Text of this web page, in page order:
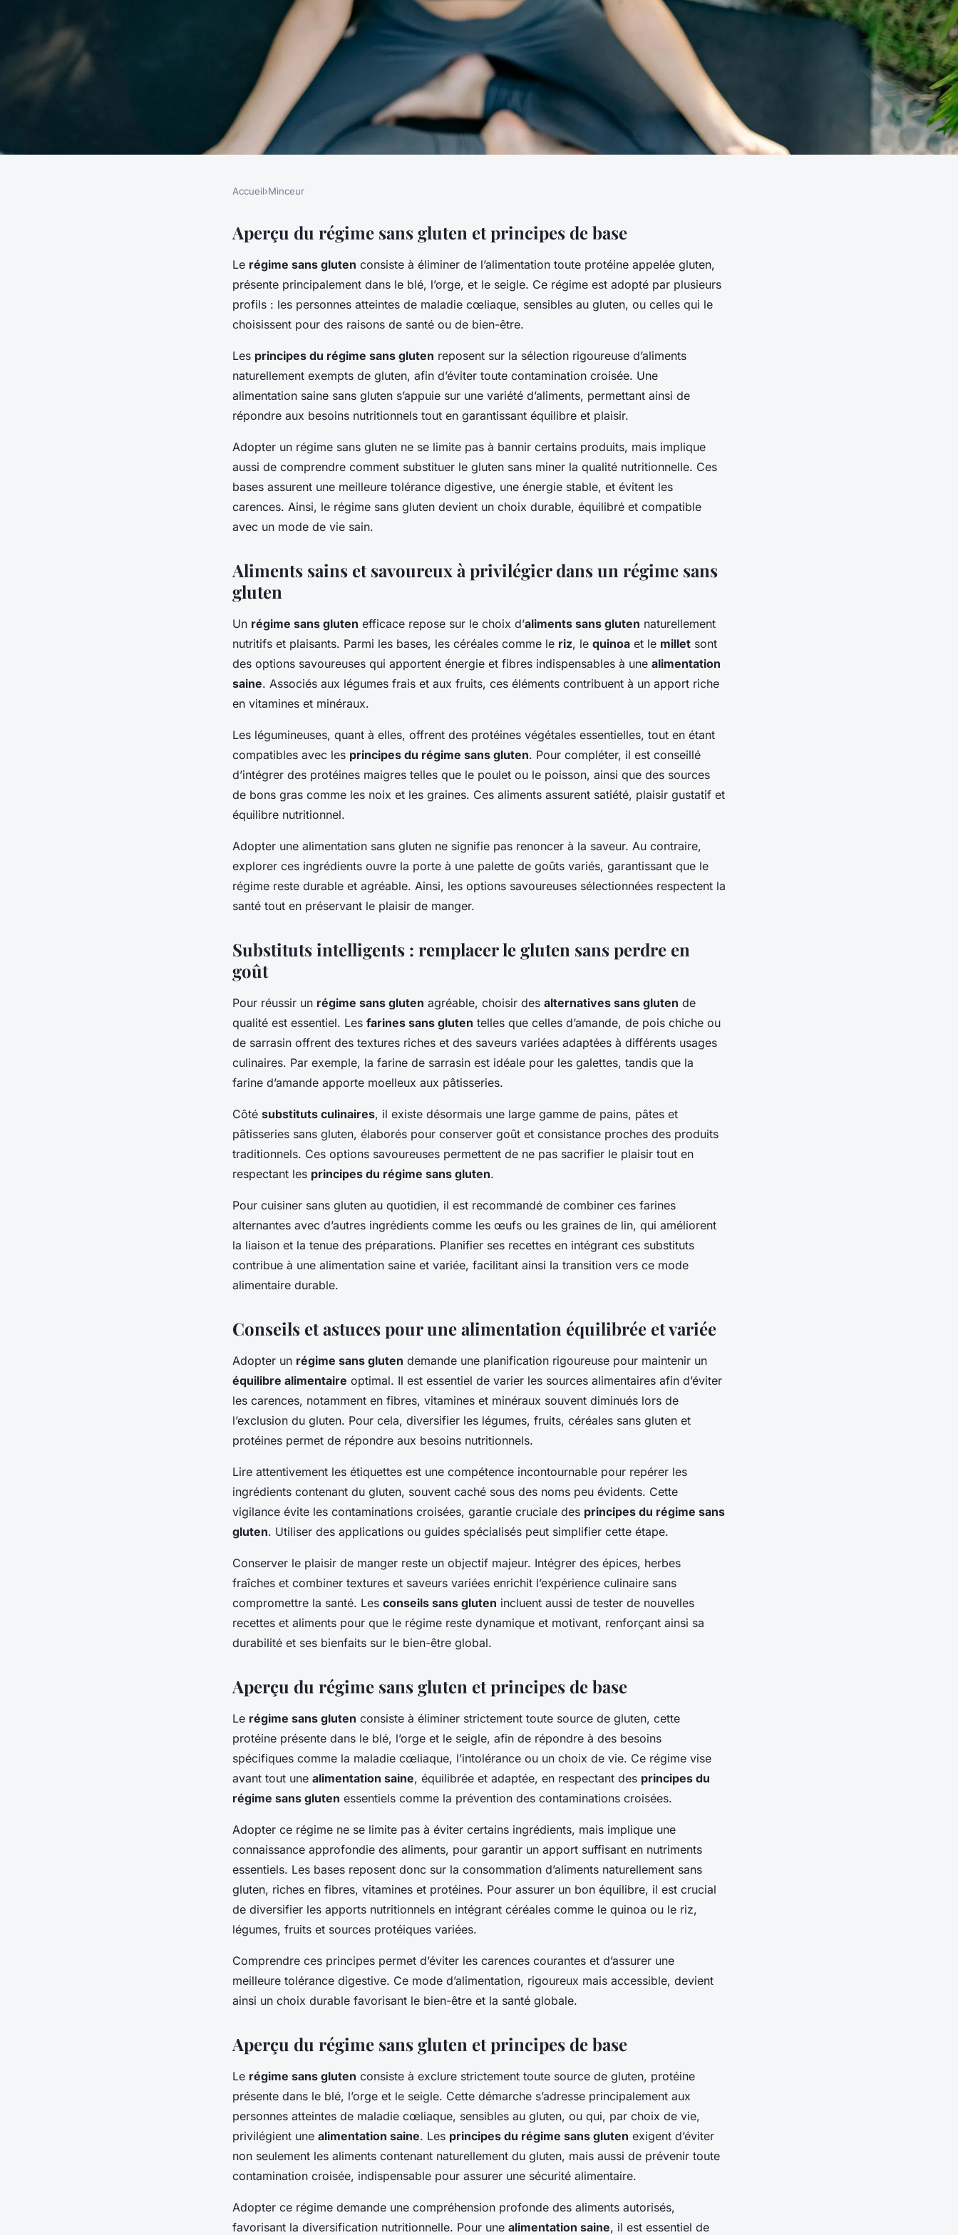
Régime sans gluten : Découvrez les
options alimentaires les plus
savoureuses et saines
Accueil›Minceur
Aperçu du régime sans gluten et principes de base
Le régime sans gluten consiste à éliminer de l’alimentation toute protéine appelée gluten,
présente principalement dans le blé, l’orge, et le seigle. Ce régime est adopté par plusieurs
profils : les personnes atteintes de maladie cœliaque, sensibles au gluten, ou celles qui le
choisissent pour des raisons de santé ou de bien-être.
Les principes du régime sans gluten reposent sur la sélection rigoureuse d’aliments
naturellement exempts de gluten, afin d’éviter toute contamination croisée. Une
alimentation saine sans gluten s’appuie sur une variété d’aliments, permettant ainsi de
répondre aux besoins nutritionnels tout en garantissant équilibre et plaisir.
Adopter un régime sans gluten ne se limite pas à bannir certains produits, mais implique
aussi de comprendre comment substituer le gluten sans miner la qualité nutritionnelle. Ces
bases assurent une meilleure tolérance digestive, une énergie stable, et évitent les
carences. Ainsi, le régime sans gluten devient un choix durable, équilibré et compatible
avec un mode de vie sain.
Aliments sains et savoureux à privilégier dans un régime sans
gluten
Un régime sans gluten efficace repose sur le choix d’aliments sans gluten naturellement
nutritifs et plaisants. Parmi les bases, les céréales comme le riz, le quinoa et le millet sont
des options savoureuses qui apportent énergie et fibres indispensables à une alimentation
saine. Associés aux légumes frais et aux fruits, ces éléments contribuent à un apport riche
en vitamines et minéraux.
Les légumineuses, quant à elles, offrent des protéines végétales essentielles, tout en étant
compatibles avec les principes du régime sans gluten. Pour compléter, il est conseillé
d’intégrer des protéines maigres telles que le poulet ou le poisson, ainsi que des sources
de bons gras comme les noix et les graines. Ces aliments assurent satiété, plaisir gustatif et
équilibre nutritionnel.
Adopter une alimentation sans gluten ne signifie pas renoncer à la saveur. Au contraire,
explorer ces ingrédients ouvre la porte à une palette de goûts variés, garantissant que le
régime reste durable et agréable. Ainsi, les options savoureuses sélectionnées respectent la
santé tout en préservant le plaisir de manger.
Substituts intelligents : remplacer le gluten sans perdre en
goût
Pour réussir un régime sans gluten agréable, choisir des alternatives sans gluten de
qualité est essentiel. Les farines sans gluten telles que celles d’amande, de pois chiche ou
de sarrasin offrent des textures riches et des saveurs variées adaptées à différents usages
culinaires. Par exemple, la farine de sarrasin est idéale pour les galettes, tandis que la
farine d’amande apporte moelleux aux pâtisseries.
Côté substituts culinaires, il existe désormais une large gamme de pains, pâtes et
pâtisseries sans gluten, élaborés pour conserver goût et consistance proches des produits
traditionnels. Ces options savoureuses permettent de ne pas sacrifier le plaisir tout en
respectant les principes du régime sans gluten.
Pour cuisiner sans gluten au quotidien, il est recommandé de combiner ces farines
alternantes avec d’autres ingrédients comme les œufs ou les graines de lin, qui améliorent
la liaison et la tenue des préparations. Planifier ses recettes en intégrant ces substituts
contribue à une alimentation saine et variée, facilitant ainsi la transition vers ce mode
alimentaire durable.
Conseils et astuces pour une alimentation équilibrée et variée
Adopter un régime sans gluten demande une planification rigoureuse pour maintenir un
équilibre alimentaire optimal. Il est essentiel de varier les sources alimentaires afin d’éviter
les carences, notamment en fibres, vitamines et minéraux souvent diminués lors de
l’exclusion du gluten. Pour cela, diversifier les légumes, fruits, céréales sans gluten et
protéines permet de répondre aux besoins nutritionnels.
Lire attentivement les étiquettes est une compétence incontournable pour repérer les
ingrédients contenant du gluten, souvent caché sous des noms peu évidents. Cette
vigilance évite les contaminations croisées, garantie cruciale des principes du régime sans
gluten. Utiliser des applications ou guides spécialisés peut simplifier cette étape.
Conserver le plaisir de manger reste un objectif majeur. Intégrer des épices, herbes
fraîches et combiner textures et saveurs variées enrichit l’expérience culinaire sans
compromettre la santé. Les conseils sans gluten incluent aussi de tester de nouvelles
recettes et aliments pour que le régime reste dynamique et motivant, renforçant ainsi sa
durabilité et ses bienfaits sur le bien-être global.
Aperçu du régime sans gluten et principes de base
Le régime sans gluten consiste à éliminer strictement toute source de gluten, cette
protéine présente dans le blé, l’orge et le seigle, afin de répondre à des besoins
spécifiques comme la maladie cœliaque, l’intolérance ou un choix de vie. Ce régime vise
avant tout une alimentation saine, équilibrée et adaptée, en respectant des principes du
régime sans gluten essentiels comme la prévention des contaminations croisées.
Adopter ce régime ne se limite pas à éviter certains ingrédients, mais implique une
connaissance approfondie des aliments, pour garantir un apport suffisant en nutriments
essentiels. Les bases reposent donc sur la consommation d’aliments naturellement sans
gluten, riches en fibres, vitamines et protéines. Pour assurer un bon équilibre, il est crucial
de diversifier les apports nutritionnels en intégrant céréales comme le quinoa ou le riz,
légumes, fruits et sources protéiques variées.
Comprendre ces principes permet d’éviter les carences courantes et d’assurer une
meilleure tolérance digestive. Ce mode d’alimentation, rigoureux mais accessible, devient
ainsi un choix durable favorisant le bien-être et la santé globale.
Aperçu du régime sans gluten et principes de base
Le régime sans gluten consiste à exclure strictement toute source de gluten, protéine
présente dans le blé, l’orge et le seigle. Cette démarche s’adresse principalement aux
personnes atteintes de maladie cœliaque, sensibles au gluten, ou qui, par choix de vie,
privilégient une alimentation saine. Les principes du régime sans gluten exigent d’éviter
non seulement les aliments contenant naturellement du gluten, mais aussi de prévenir toute
contamination croisée, indispensable pour assurer une sécurité alimentaire.
Adopter ce régime demande une compréhension profonde des aliments autorisés,
favorisant la diversification nutritionnelle. Pour une alimentation saine, il est essentiel de